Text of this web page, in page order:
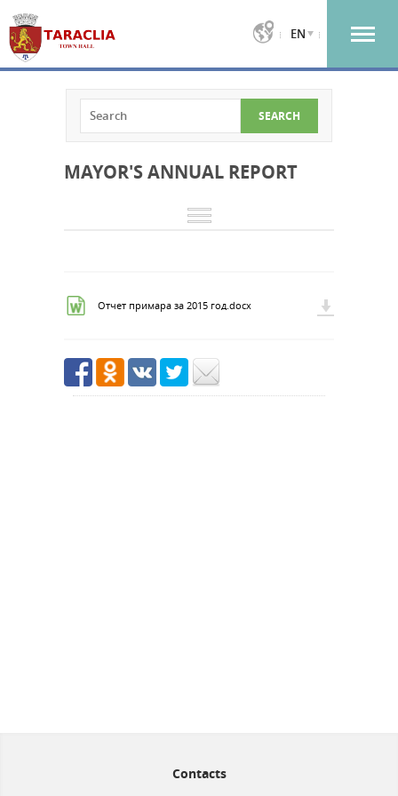
EN
MAYOR'S ANNUAL REPORT
Отчет примара за 2015 год.docx
Contacts